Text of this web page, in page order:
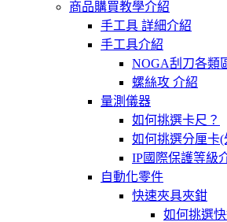
商品購買教學介紹
手工具 詳細介紹
手工具介紹
NOGA刮刀各類
螺絲攻 介紹
量測儀器
如何挑選卡尺？
如何挑選分厘卡(
IP國際保護等級
自動化零件
快速夾具夾鉗
如何挑選